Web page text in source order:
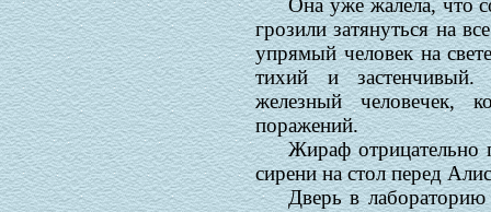
Она уже жалела, что
грозили затянуться на
упрямый человек на
тихий и
железный человечек,
поражений.
Жираф отрицательно
сирени на стол перед
Дверь в